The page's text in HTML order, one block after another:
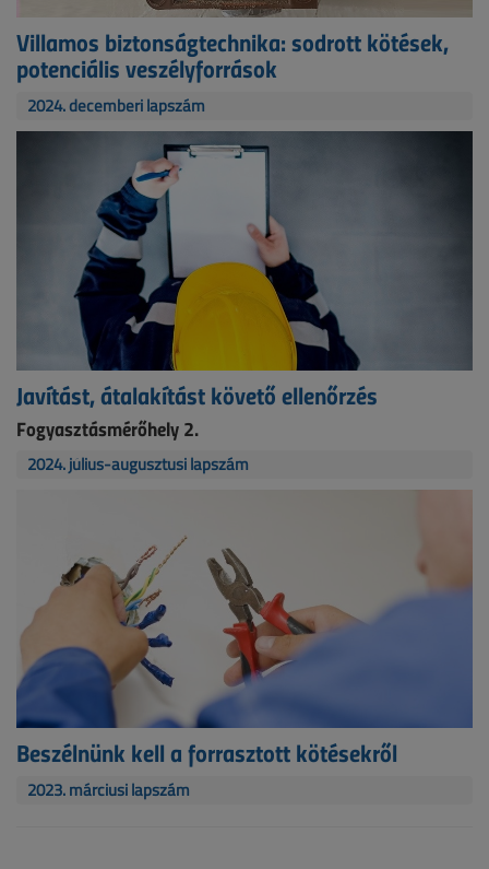
Villamos biztonságtechnika: sodrott kötések,
potenciális veszélyforrások
2024. decemberi lapszám
Javítást, átalakítást követő ellenőrzés
Fogyasztásmérőhely 2.
2024. július-augusztusi lapszám
Beszélnünk kell a forrasztott kötésekről
2023. márciusi lapszám